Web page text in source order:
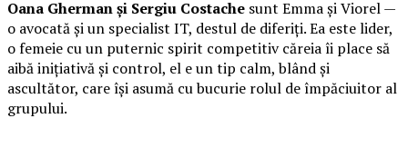
Oana Gherman și Sergiu Costache sunt Emma și Viorel —
o avocată și un specialist IT, destul de diferiți. Ea este lider,
o femeie cu un puternic spirit competitiv căreia îi place să
aibă inițiativă și control, el e un tip calm, blând și
ascultător, care își asumă cu bucurie rolul de împăciuitor al
grupului.